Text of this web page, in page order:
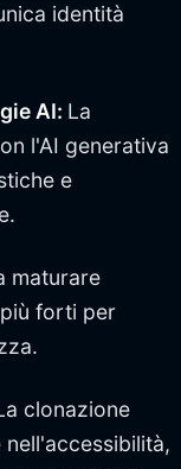
identità
AI: La
l'AI generativa
e
maturare
forti per
clonazione